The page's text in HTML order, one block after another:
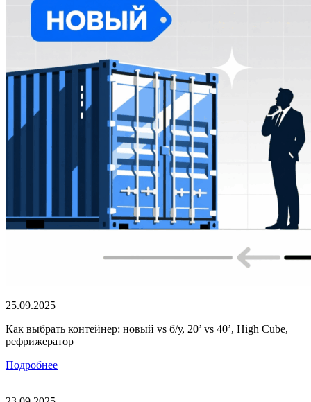
25.09.2025
Как выбрать контейнер: новый vs б/у, 20’ vs 40’, High Cube,
рефрижератор
Подробнее